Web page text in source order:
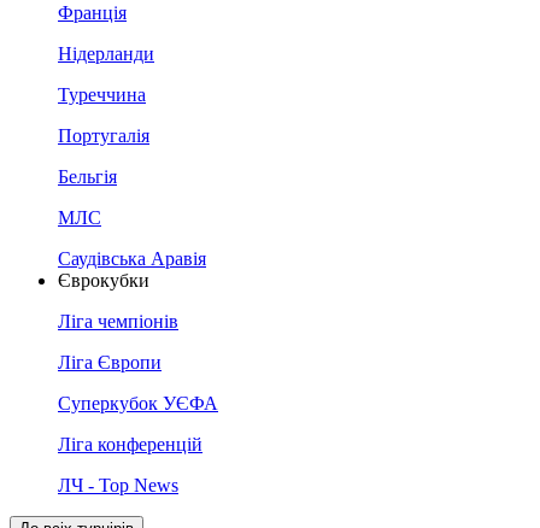
Франція
Нідерланди
Туреччина
Португалія
Бельгія
МЛС
Саудівська Аравія
Єврокубки
Ліга чемпіонів
Ліга Європи
Суперкубок УЄФА
Ліга конференцій
ЛЧ - Top News